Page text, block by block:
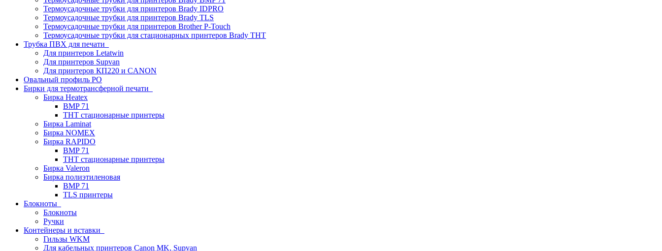
Термоусадочные трубки для принтеров Brady IDPRO
Термоусадочные трубки для принтеров Brady TLS
Термоусадочные трубки для принтеров Brother P-Touch
Термоусадочные трубки для стационарных принтеров Brady THT
Трубка ПВХ для печати
Для принтеров Letatwin
Для принтеров Supvan
Для принтеров КП220 и CANON
Овальный профиль PO
Бирки для термотрансферной печати
Бирка Heatex
BMP 71
THT стационарные принтеры
Бирка Laminat
Бирка NOMEX
Бирка RAPIDO
BMP 71
THT стационарные принтеры
Бирка Valeron
Бирка полиэтиленовая
BMP 71
TLS принтеры
Блокноты
Блокноты
Ручки
Контейнеры и вставки
Гильзы WKM
Для кабельных принтеров Canon MK, Supvan